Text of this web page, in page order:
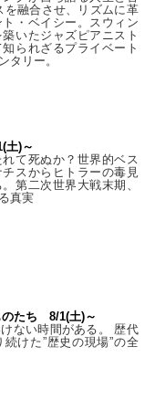
融合させ、リズムに革
・ベイシー。スウィン
いたジャズピアニスト
られざるプライベート
タリー。
土)～
て死ぬか？世界的ベス
スからヒトラーの毒見
第二次世界大戦末期、
真実
のたち 8/1(土)～
ない時間がある。 歴代
けた”歴史の現場”の全